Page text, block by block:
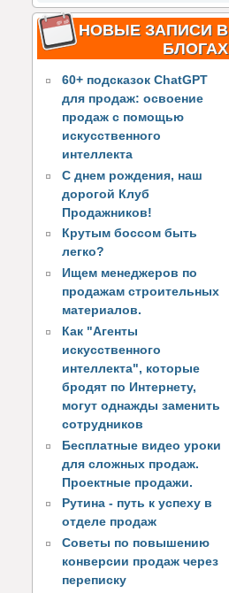
НОВЫЕ ЗАПИСИ В
БЛОГАХ
60+ подсказок ChatGPT
для продаж: освоение
продаж с помощью
искусственного
интеллекта
С днем рождения, наш
дорогой Клуб
Продажников!
Крутым боссом быть
легко?
Ищем менеджеров по
продажам строительных
материалов.
Как "Агенты
искусственного
интеллекта", которые
бродят по Интернету,
могут однажды заменить
сотрудников
Бесплатные видео уроки
для сложных продаж.
Проектные продажи.
Рутина - путь к успеху в
отделе продаж
Советы по повышению
конверсии продаж через
переписку